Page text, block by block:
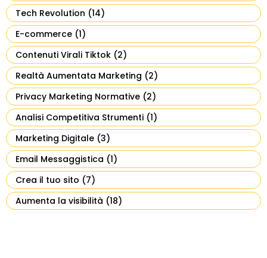
Tech Revolution (14)
E-commerce (1)
Contenuti Virali Tiktok (2)
Realtà Aumentata Marketing (2)
Privacy Marketing Normative (2)
Analisi Competitiva Strumenti (1)
Marketing Digitale (3)
Email Messaggistica (1)
Crea il tuo sito (7)
Aumenta la visibilità (18)